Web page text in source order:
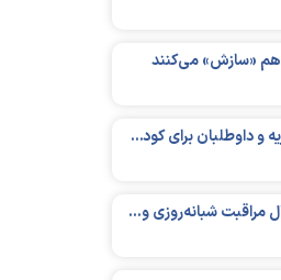
روایت ۶۰ سال همکاری دانشگاه، خیریه و داوطلبان برای کودکان نیازمند در استرالیا
مادری در تکاپوی زیستن؛ روایت ۶ سال مراقبت شبانه‌روزی و امید به فردای «نورا»